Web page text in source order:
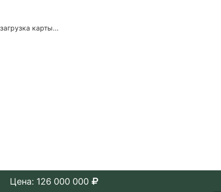
загрузка карты...
Цена: 126 000 000